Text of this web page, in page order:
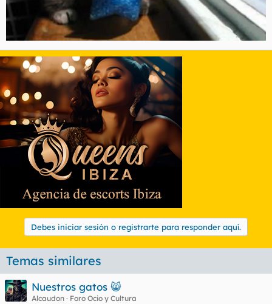
Debes iniciar sesión o registrarte para responder aquí.
Temas similares
Nuestros gatos 😸
Alcaudon
Foro Ocio y Cultura